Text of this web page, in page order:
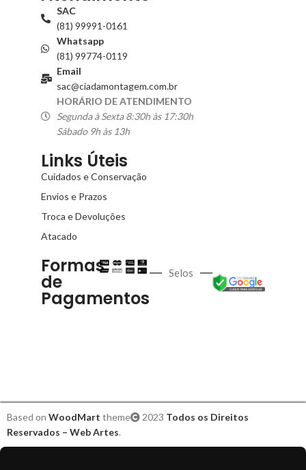
SAC
(81) 99991-0161
Whatsapp
(81) 99774-0119
Email
sac@ciadamontagem.com.br
HORÁRIO DE ATENDIMENTO
Segunda à Sexta 8:30h às 17:30h
Sábado 9h às 13h
Links Úteis
Cuidados e Conservação
Envios e Prazos
Troca e Devoluções
Atacado
Formas
de
Pagamentos
Selos
Based on WoodMart theme 2023 Todos os Direitos
Reservados – Web Artes.